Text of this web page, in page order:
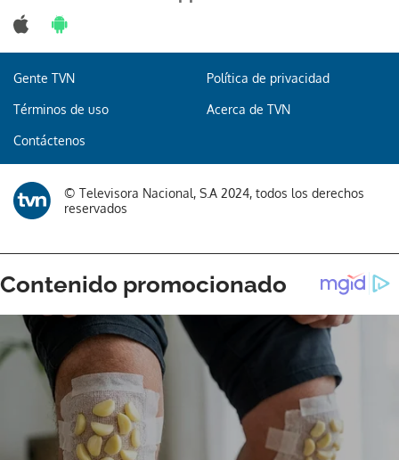
Gente TVN Política de privacidad
Términos de uso Acerca de TVN
Contáctenos
© Televisora Nacional, S.A 2024, todos los derechos
reservados